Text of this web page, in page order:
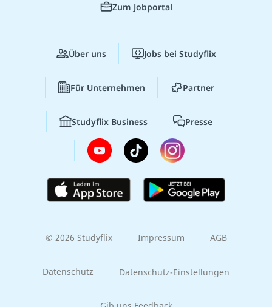
Zum Jobportal
Über uns Jobs bei Studyflix
Für Unternehmen Partner
Studyflix Business Presse
© 2026 Studyflix Impressum AGB
Datenschutz Datenschutz-Einstellungen